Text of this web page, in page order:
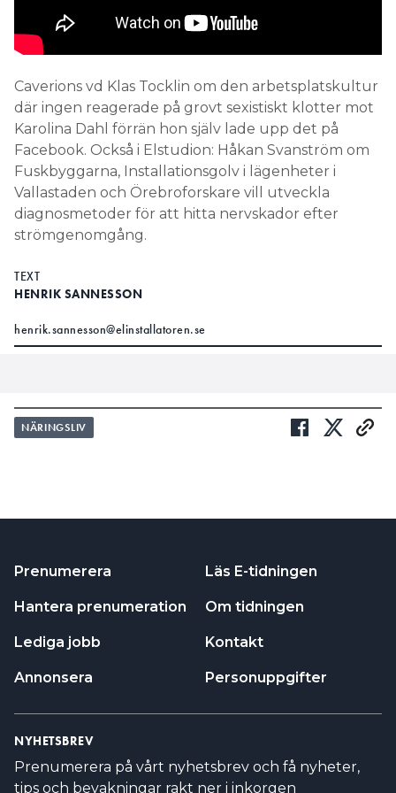
Caverions vd Klas Tocklin om den arbetsplatskultur
där ingen reagerade på grovt sexistiskt klotter mot
Karolina Dahl förrän hon själv lade upp det på
Facebook. Också i Elstudion: Håkan Svanström om
Fuskbyggarna, Installationsgolv i lägenheter i
Vallastaden och Örebroforskare vill utveckla
diagnosmetoder för att hitta nervskador efter
strömgenomgång.
TEXT
HENRIK SANNESSON
henrik.sannesson@elinstallatoren.se
NÄRINGSLIV
Prenumerera
Hantera prenumeration
Lediga jobb
Annonsera
Läs E-tidningen
Om tidningen
Kontakt
Personuppgifter
NYHETSBREV
Prenumerera på vårt nyhetsbrev och få nyheter,
tips och bevakningar rakt ner i inkorgen